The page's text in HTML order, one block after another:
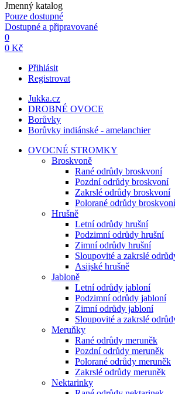
Jmenný katalog
Pouze dostupné
Dostupné a připravované
0
0 Kč
Přihlásit
Registrovat
Jukka.cz
DROBNÉ OVOCE
Borůvky
Borůvky indiánské - amelanchier
OVOCNÉ STROMKY
Broskvoně
Rané odrůdy broskvoní
Pozdní odrůdy broskvoní
Zakrslé odrůdy broskvoní
Polorané odrůdy broskvoní
Hrušně
Letní odrůdy hrušní
Podzimní odrůdy hrušní
Zimní odrůdy hrušní
Sloupovité a zakrslé
Asijské hrušně
Jabloně
Letní odrůdy jabloní
Podzimní odrůdy jabloní
Zimní odrůdy jabloní
Sloupovité a zakrslé
Meruňky
Rané odrůdy meruněk
Pozdní odrůdy meruněk
Polorané odrůdy meruněk
Zakrslé odrůdy meruněk
Nektarinky